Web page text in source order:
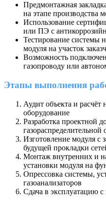
Предмонтажная
на этапе производства
Использование
или ПЭ с
Тестирование системы
модуля на участок
Возможность
газопроводу или
Этапы выполнения
Аудит объекта и расчёт
оборудование
Разработка проектной
газораспределительной
Изготовление модуля с
будущей прокладки
Монтаж внутренних и
установки модуля на
Опрессовка системы,
газоанализаторов
Сдача в эксплуатацию с